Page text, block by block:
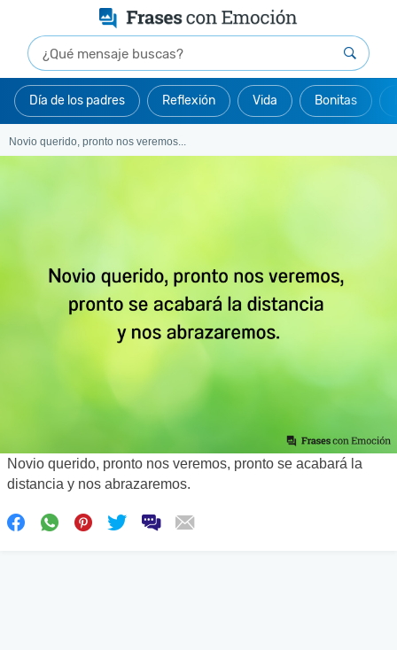
Día de los padres Reflexión Vida Bonitas
Novio querido, pronto nos veremos...
Novio querido, pronto nos veremos, pronto se acabará la
distancia y nos abrazaremos.